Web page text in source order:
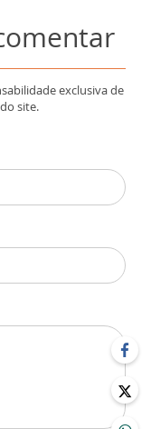
exclusiva de
site.